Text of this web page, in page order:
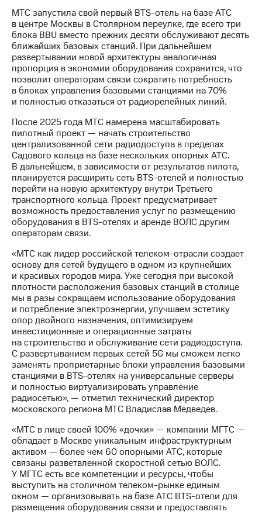
кабинет
акционера
Акционерный
капитал
Контроль
и
аудит
Рынок
акций
Описание
Программа
приобретения
Порядок
выкупа
акций
Дивиденды
Рынок
облигаций
Описание
Уведомление
о
погашении
именных
облигаций
Другое
Регистратор
Реквизиты
Контакты
развитие
деловая этика
На главную
МТС запустила свой первый BTS-отель на базе АТС
в центре Москвы в Столярном переулке, где всего три
блока BBU вместо прежних десяти обслуживают десять
ближайших базовых станций. При дальнейшем
развертывании новой архитектуры аналогичная
пропорция в экономии оборудования сохранится, что
позволит операторам связи сократить потребность
в блоках управления базовыми станциями на 70%
и полностью отказаться от радиорелейных линий.
После 2025 года МТС намерена масштабировать
пилотный проект — начать строительство
централизованной сети радиодоступа в пределах
Садового кольца на базе нескольких опорных АТС.
В дальнейшем, в зависимости от результатов пилота,
планируется расширить сеть BTS-отелей и полностью
перейти на новую архитектуру внутри Третьего
транспортного кольца. Проект предусматривает
возможность предоставления услуг по размещению
оборудования в BTS-отелях и аренде ВОЛС другим
операторам связи.
«МТС как лидер российской телеком-отрасли создает
основу для сетей будущего в одном из крупнейших
и красивых городов мира. Уже сегодня при высокой
плотности расположения базовых станций в столице
мы в разы сокращаем использование оборудования
и потребление электроэнергии, улучшаем эстетику
опор двойного назначения, оптимизируем
инвестиционные и операционные затраты
на строительство и обслуживание сети радиодоступа.
С развертыванием первых сетей 5G мы сможем легко
заменять проприетарные блоки управления базовыми
станциями в BTS-отелях на универсальные серверы
и полностью виртуализировать управление
радиосетью», — отметил технический директор
московского региона МТС Владислав Медведев.
«МТС в лице своей 100% «дочки» — компании МГТС —
обладает в Москве уникальным инфраструктурным
активом — более чем 60 опорными АТС, которые
связаны разветвленной скоростной сетью ВОЛС.
У МГТС есть все компетенции и ресурсы, чтобы
выступить на столичном телеком-рынке единым
окном — организовывать на базе АТС BTS-отели для
размещения оборудования связи и предоставлять